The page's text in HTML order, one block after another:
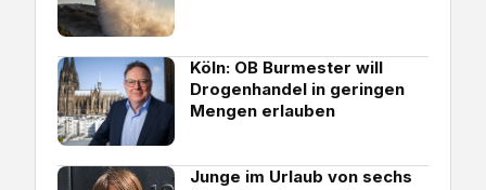
Köln: OB Burmester will
Drogenhandel in geringen
Mengen erlauben
Junge im Urlaub von sechs